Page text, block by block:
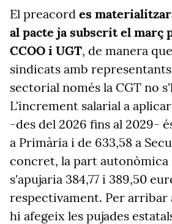
El preacord es
al pacte ja subscrit el març
CCOO i UGT, de manera
sindicats amb representants
sectorial només la CGT no
L'increment salarial a
-des del 2026 fins al 2029-
a Primària i de 633,58 a
concret, la part autonòmica
s'apujaria 384,77 i 389,50
respectivament. Per arribar
hi afegeix les pujades